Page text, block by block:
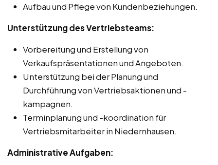
Aufbau und Pflege von Kundenbeziehungen.
Unterstützung des Vertriebsteams:
Vorbereitung und Erstellung von
Verkaufspräsentationen und Angeboten.
Unterstützung bei der Planung und
Durchführung von Vertriebsaktionen und -
kampagnen.
Terminplanung und -koordination für
Vertriebsmitarbeiter in Niedernhausen.
Administrative Aufgaben: